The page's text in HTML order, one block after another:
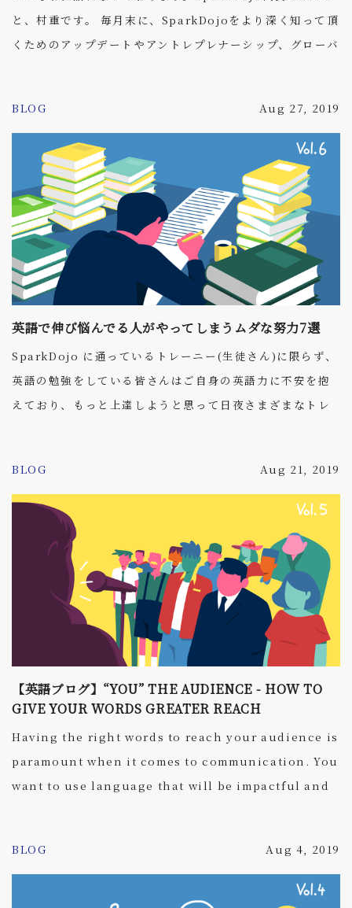
と、村重です。 毎月末に、SparkDojoをより深く知って頂
くためのアップデートやアントレプレナーシップ、グローバ
BLOG Aug 27, 2019
英語で伸び悩んでる人がやってしまうムダな努力7選
SparkDojo に通っているトレーニー(生徒さん)に限らず、
英語の勉強をしている皆さんはご自身の英語力に不安を抱
えており、もっと上達しようと思って日夜さまざまなトレ
し、最新研究に基づいたトレーニングプログラムを提供し
ています。一方で自主性を重んじる SparkDojo では、ど
のレベルを目指すかやどこを重点的に鍛えるかはトレーニ
ー自身に決めてもらうことがあります。 しかし、時折「問
題はもっとほかにあるのにな〜」「なぜそんなところに気
を取られているのかな〜」と感じてしまう方々を見かけま
す。もちろん、ご本人が上達したいと思う領域を鍛えるこ
とは否定はしませんが、プロの観点からすると「ムダな努
鍛えようと思っている人が陥りがちな「ムダな努力」7選を
BLOG Aug 21, 2019
【英語ブログ】“YOU” THE AUDIENCE - HOW TO
GIVE YOUR WORDS GREATER REACH
Having the right words to reach your audience is
paramount when it comes to communication. You
want to use language that will be impactful and
becomes: What will your audience be most
receptive to and how do you figure that out?
BLOG Aug 4, 2019